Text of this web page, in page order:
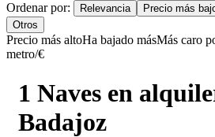
Ordenar por: Relevancia Precio más
Otros
Precio más altoHa bajado másMás caro
metro/€
1 Naves en
Badajoz